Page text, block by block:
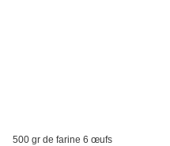
500 gr de farine 6 œufs